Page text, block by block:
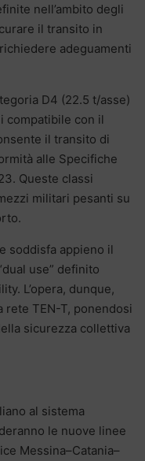
nell’ambito degli
il transito in
adeguamenti
D4 (22.5 t/asse)
compatibile con il
il transito di
alle Specifiche
Queste classi
militari pesanti su
soddisfa appieno il
use” definito
L’opera, dunque,
rete TEN-T, ponendosi
sicurezza collettiva
al sistema
le nuove linee
Messina–Catania–